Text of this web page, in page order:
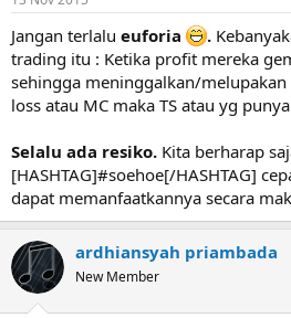
Jangan terlalu euforia .
trading itu : Ketika profit mereka
sehingga meninggalkan/
loss atau MC maka TS atau yg
Selalu ada resiko. Kita berharap
[HASHTAG]#soehoe[/HASHTAG]
dapat memanfaatkannya secara
ardhiansyah priambada
New Member